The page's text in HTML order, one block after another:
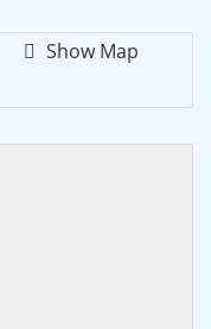
Show Map